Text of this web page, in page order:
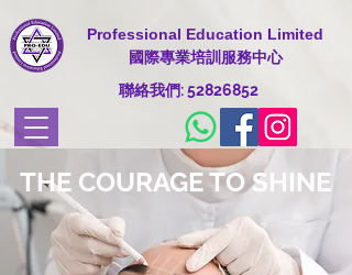
Professional Education Limited
國際專業培訓服務中心
​聯絡我們:52826852
THE COURAGE TO SHINE